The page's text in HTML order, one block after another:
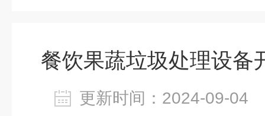
餐饮果蔬垃圾处理设备
更新时间：2024-09-